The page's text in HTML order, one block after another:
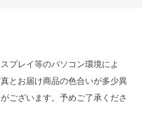
プレイ等のパソコン環境によ
とお届け商品の色合いが多少異
ございます。予めご了承くださ